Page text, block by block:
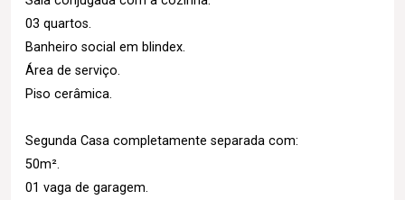
03 quartos.
Banheiro social em blindex.
Área de serviço.
Piso cerâmica.
Segunda Casa completamente separada com:
50m².
01 vaga de garagem.